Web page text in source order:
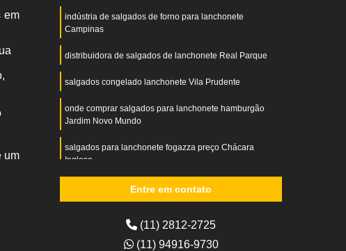
em
um
indústria de salgados de forno para lanchonete
Campinas
distribuidora de salgados de lanchonete Real Parque
salgados congelado lanchonete Vila Prudente
onde comprar salgados para lanchonete hamburgão
Jardim Novo Mundo
salgados para lanchonete fogazza preço Chácara
Inglesa
distribuidora de salgados para lanchonetes em
Entre em contato
(11) 2812-2725
(11) 94916-9730